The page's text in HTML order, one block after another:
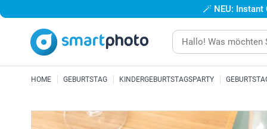
🪄 NEU:
HOME GEBURTSTAG KINDERGEBURTSTAGSPARTY